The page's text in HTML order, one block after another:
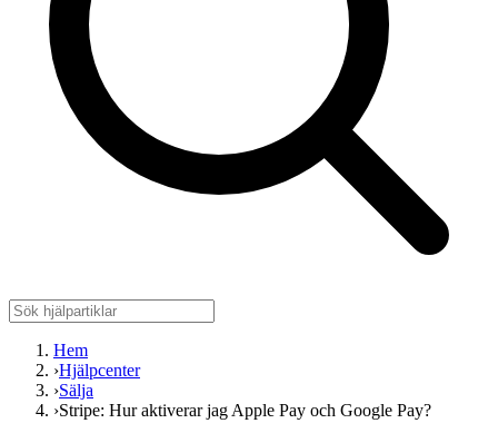
Hem
›Hjälpcenter
›Sälja
›Stripe: Hur aktiverar jag Apple Pay och Google Pay?